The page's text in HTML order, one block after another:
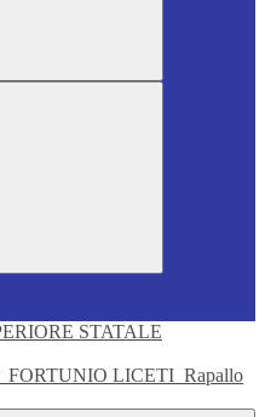
FORTUNIO LICETI Rapallo